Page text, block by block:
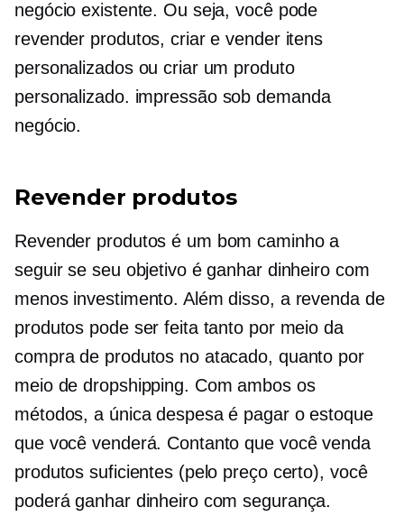
negócio existente. Ou seja, você pode
revender produtos, criar e vender itens
personalizados ou criar um produto
personalizado. impressão sob demanda
negócio.
Revender produtos
Revender produtos é um bom caminho a
seguir se seu objetivo é ganhar dinheiro com
menos investimento. Além disso, a revenda de
produtos pode ser feita tanto por meio da
compra de produtos no atacado, quanto por
meio de dropshipping. Com ambos os
métodos, a única despesa é pagar o estoque
que você venderá. Contanto que você venda
produtos suficientes (pelo preço certo), você
poderá ganhar dinheiro com segurança.